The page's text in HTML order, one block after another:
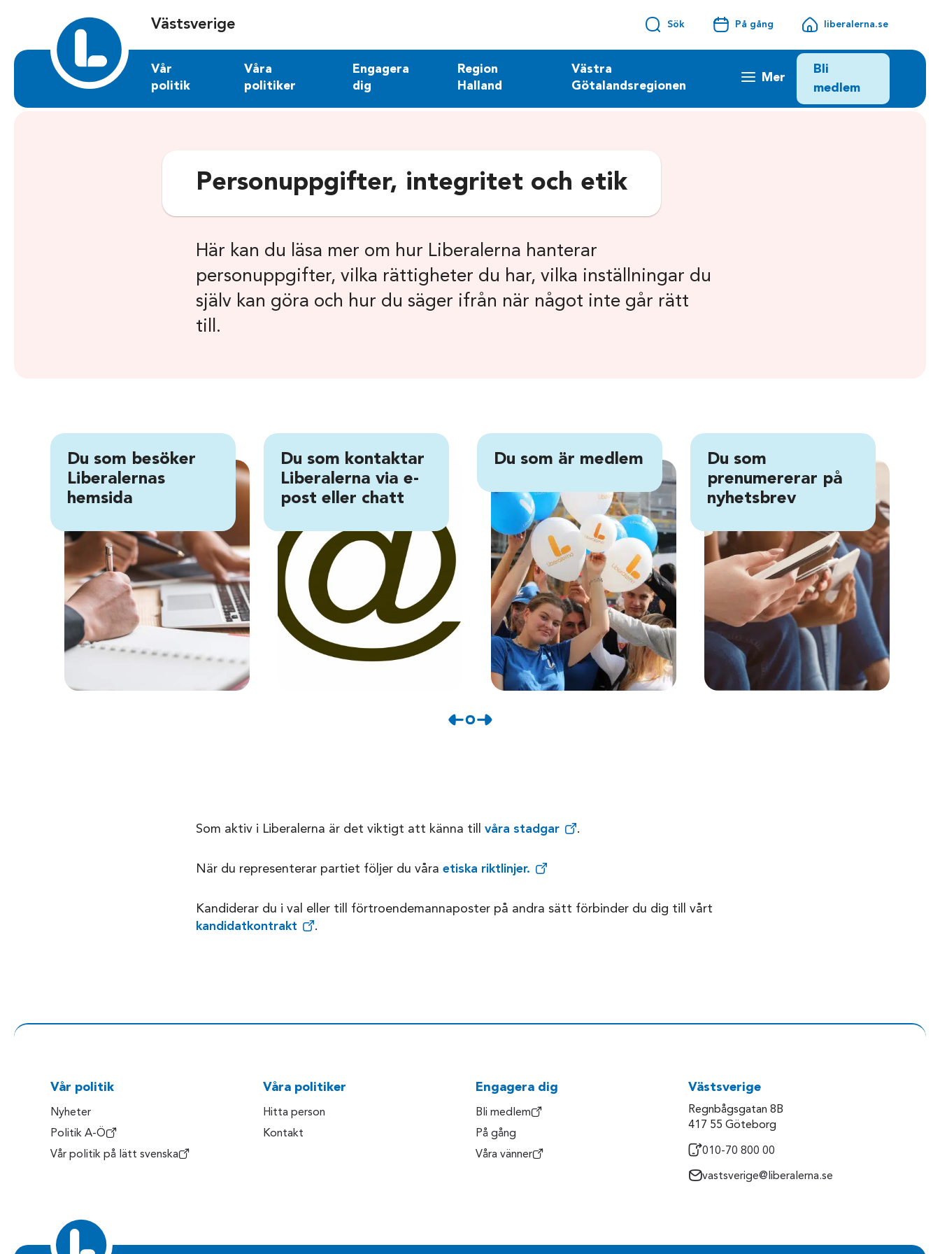
Västsverige Sök På gång liberalerna.se
Vår
politik
Våra
politiker
Engagera
dig
Region
Halland
Västra
Götalandsregionen
Mer
Bli
medlem
Personuppgifter, integritet och etik
Här kan du läsa mer om hur Liberalerna hanterar
personuppgifter, vilka rättigheter du har, vilka inställningar du
själv kan göra och hur du säger ifrån när något inte går rätt
till.
Du som besöker
Liberalernas
hemsida
Du som kontaktar
Liberalerna via e-
post eller chatt
Du som är medlem
Du som
prenumererar på
nyhetsbrev
Som aktiv i Liberalerna är det viktigt att känna till våra stadgar .
När du representerar partiet följer du våra etiska riktlinjer.
Kandiderar du i val eller till förtroendemannaposter på andra sätt förbinder du dig till vårt
kandidatkontrakt
.
Vår politik
Nyheter
Politik A-Ö
Vår politik på lätt svenska
Våra politiker
Hitta person
Kontakt
Engagera dig
Bli medlem
På gång
Våra vänner
Västsverige
Regnbågsgatan 8B
417 55 Göteborg
010-70 800 00
vastsverige@liberalerna.se